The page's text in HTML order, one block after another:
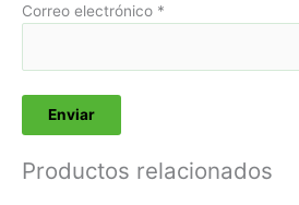
Correo electrónico *
Productos relacionados